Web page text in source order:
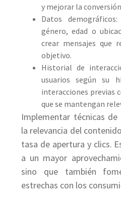
y mejorar la
Datos
género, edad o
crear mensajes que
objetivo.
Historial de
usuarios según su
interacciones previas
que se mantengan
Implementar técnicas
la relevancia del
tasa de apertura y clics.
a un mayor
sino que también
estrechas con los